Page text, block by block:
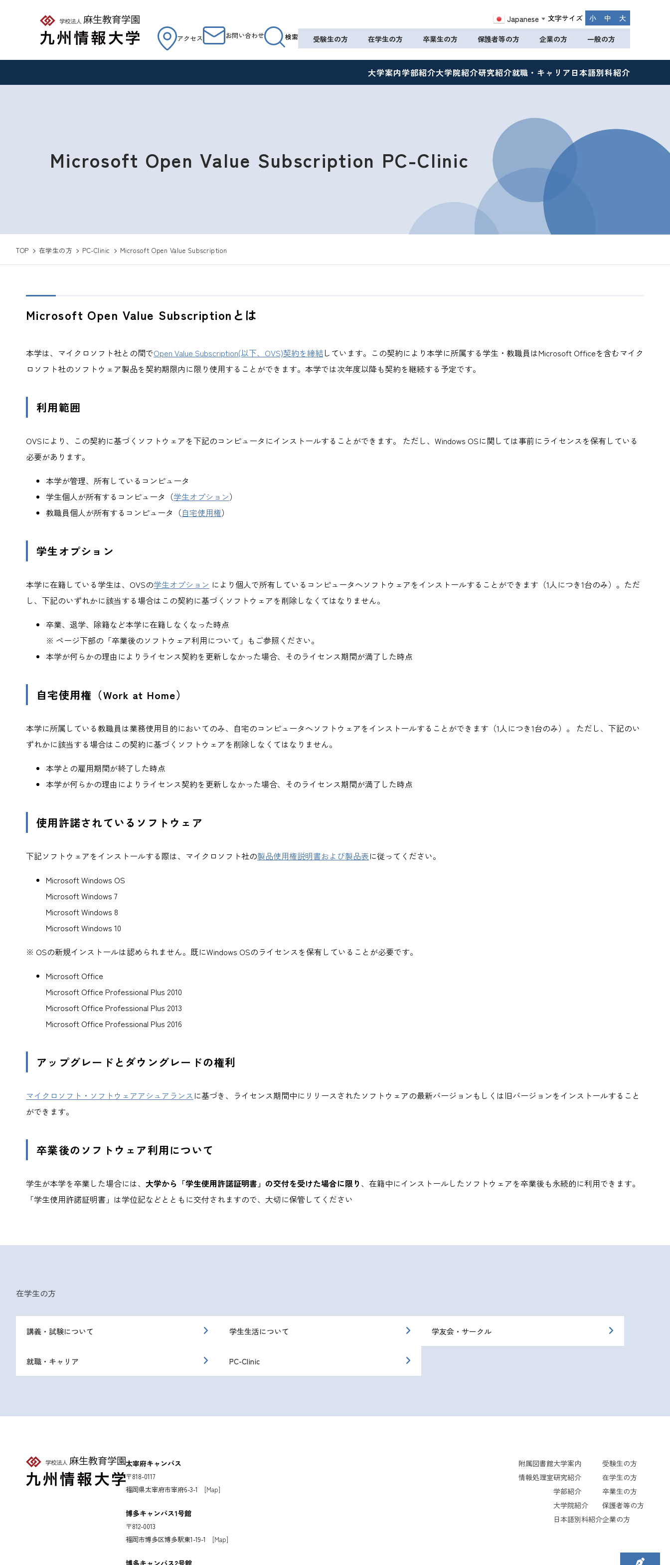
Japanese ▼ 文字サイズ 小 中 大
アクセス お問い合わせ 検索 受験生の方 在学生の方 卒業生の方 保護者等の方 企業の方 一般の方
大学案内学部紹介大学院紹介研究紹介就職・キャリア 日本語別科紹介
Microsoft Open Value Subscription PC-Clinic
TOP 在学生の方 PC-Clinic Microsoft Open Value Subscription
Microsoft Open Value Subscriptionとは
本学は、マイクロソフト社との間でOpen Value Subscription(以下、OVS)契約を締結しています。この契約により本学に所属する学生・教職員はMicrosoft Officeを含むマイク
ロソフト社のソフトウェア製品を契約期限内に限り使用することができます。本学では次年度以降も契約を継続する予定です。
利用範囲
OVSにより、この契約に基づくソフトウェアを下記のコンピュータにインストールすることができます。 ただし、Windows OSに関しては事前にライセンスを保有している
必要があります。
本学が管理、所有しているコンピュータ
学生個人が所有するコンピュータ（学生オプション）
教職員個人が所有するコンピュータ（自宅使用権）
学生オプション
本学に在籍している学生は、OVSの学生オプション により個人で所有しているコンピュータへソフトウェアをインストールすることができます（1人につき1台のみ）。ただ
し、下記のいずれかに該当する場合はこの契約に基づくソフトウェアを削除しなくてはなりません。
卒業、退学、除籍など本学に在籍しなくなった時点
※ ページ下部の「卒業後のソフトウェア利用について」もご参照ください。
本学が何らかの理由によりライセンス契約を更新しなかった場合、そのライセンス期間が満了した時点
自宅使用権（Work at Home）
本学に所属している教職員は業務使用目的においてのみ、自宅のコンピュータへソフトウェアをインストールすることができます（1人につき1台のみ）。 ただし、下記のい
ずれかに該当する場合はこの契約に基づくソフトウェアを削除しなくてはなりません。
本学との雇用期間が終了した時点
本学が何らかの理由によりライセンス契約を更新しなかった場合、そのライセンス期間が満了した時点
使用許諾されているソフトウェア
下記ソフトウェアをインストールする際は、マイクロソフト社の製品使用権説明書および製品表に従ってください。
Microsoft Windows OS
Microsoft Windows 7
Microsoft Windows 8
Microsoft Windows 10
※ OSの新規インストールは認められません。既にWindows OSのライセンスを保有していることが必要です。
Microsoft Office
Microsoft Office Professional Plus 2010
Microsoft Office Professional Plus 2013
Microsoft Office Professional Plus 2016
アップグレードとダウングレードの権利
マイクロソフト・ソフトウェアアシュアランス に基づき、ライセンス期間中にリリースされたソフトウェアの最新バージョンもしくは旧バージョンをインストールすること
ができます。
卒業後のソフトウェア利用について
学生が本学を卒業した場合には、 大学から「学生使用許諾証明書」の交付を受けた場合に限り 、在籍中にインストールしたソフトウェアを卒業後も永続的に利用できます。
「学生使用許諾証明書」は学位記などとともに交付されますので、大切に保管してください
在学生の方
講義・試験について 学生生活について 学友会・サークル
就職・キャリア PC-Clinic
太宰府キャンパス
〒818-0117
福岡県太宰府市宰府6-3-1 [Map]
博多キャンパス1号館
〒812-0013
福岡市博多区博多駅東1-19-1 [Map]
博多キャンパス2号館
附属図書館
情報処理室
大学案内
研究紹介
学部紹介
大学院紹介
日本語別科紹介
受験生の方
在学生の方
卒業生の方
保護者等の方
企業の方